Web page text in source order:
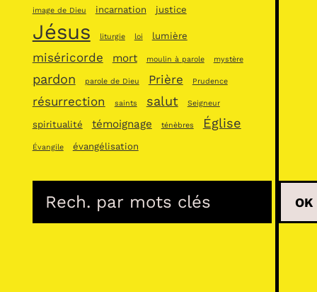
image de Dieu incarnation justice
Jésus liturgie loi lumière
miséricorde mort moulin à parole mystère
pardon parole de Dieu Prière Prudence
résurrection saints salut Seigneur
spiritualité témoignage ténèbres Église
Évangile évangélisation
OK